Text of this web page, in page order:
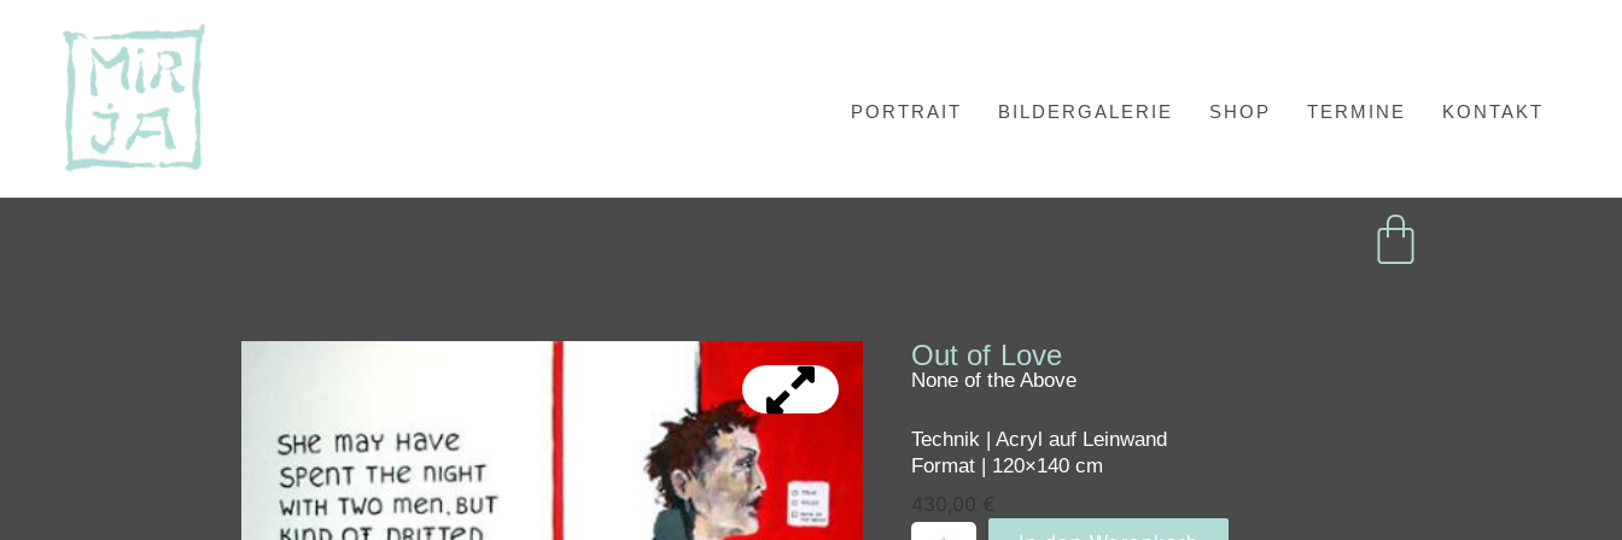
PORTRAIT BILDERGALERIE SHOP TERMINE KONTAKT
Out of Love
None of the Above
Technik | Acryl auf Leinwand
Format | 120×140 cm
430,00 €